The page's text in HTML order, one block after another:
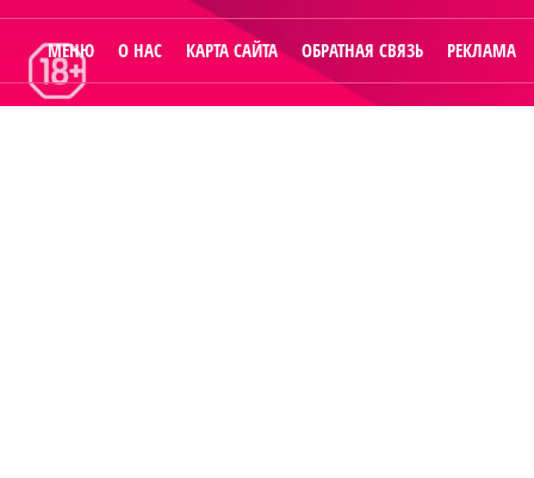
МЕНЮ О НАС КАРТА САЙТА ОБРАТНАЯ СВЯЗЬ РЕКЛАМА